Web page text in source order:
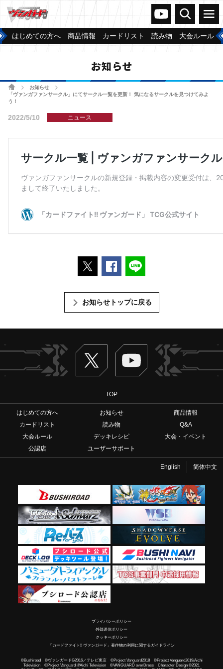
ヴァンガードch
検索 メニュー
はじめての方へ 商品情報 カードリスト 読み物 大会ルール
お知らせ
ホームお知らせ
「ヴァンガファンサークル」にてサークル一覧を更新！ 気になるサークルを見つけてみよ
う！
2022/5/10 ニュース
ポストするFacebookでシェアする
お知らせトップに戻る
Twitter ヴァンガードch
TOP
はじめての方へ お知らせ
商品情報
カードリスト
読み物
Q&A
大会ルール
デッキレシピ
大会・イベント
公認店
ユーザーサポート
English 简体中文
プライバシーポリシー
外部送信ポリシー
クッキーポリシー
「カードファイト!! ヴァンガード」著作物の利用に関するガイドライン
©Bushiroad ©ヴァンガードG2016／テレビ東京 ©Project Vanguard2018 ©Project Vanguard2019/Aichi
Television ©Project Vanguard if/Aichi Television ©VANGUARD overDress Character Design ©2021